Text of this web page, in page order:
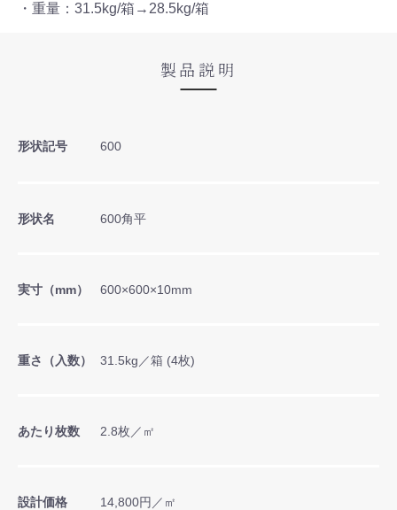
・重量：31.5kg/箱→28.5kg/箱
製品説明
形状記号 600
形状名 600角平
実寸（mm） 600×600×10mm
重さ（入数） 31.5kg／箱 (4枚)
あたり枚数 2.8枚／㎡
設計価格 14,800円／㎡